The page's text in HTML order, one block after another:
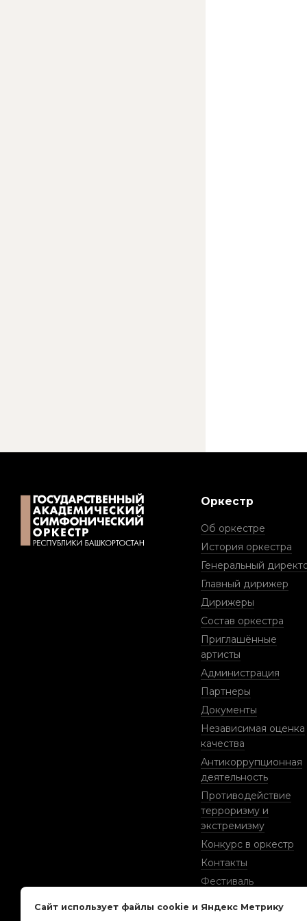
Оркестр
Об оркестре
История оркестра
Генеральный
Главный дирижер
Дирижеры
Состав оркестра
Приглашённые
артисты
Администрация
Партнеры
Документы
Независимая оценка
качества
Антикоррупционная
деятельность
Противодействие
терроризму и
экстремизму
Конкурс в оркестр
Контакты
Фестиваль
«Романтика осени»
Сайт использует файлы cookie и Яндекс Метрику